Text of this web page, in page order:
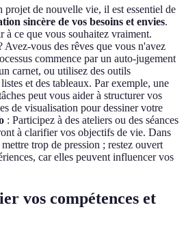
projet de nouvelle vie, il est essentiel de
sincère de vos besoins et envies.
à ce que vous souhaitez vraiment.
Avez-vous des rêves que vous n'avez
commence par un auto-jugement
carnet, ou utilisez des outils
et des tableaux. Par exemple, une
peut vous aider à structurer vos
de visualisation pour dessiner votre
: Participez à des ateliers ou des séances
à clarifier vos objectifs de vie. Dans
trop de pression ; restez ouvert
car elles peuvent influencer vos
vos compétences et